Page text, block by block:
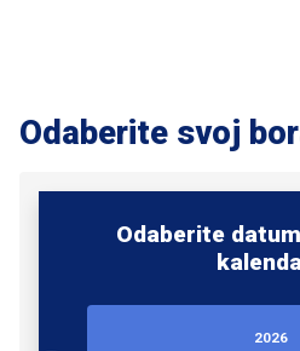
Odaberite svoj
Odaberite
2026